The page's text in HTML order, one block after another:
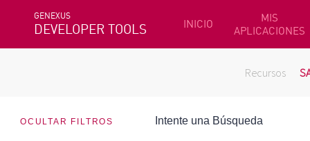
GENEXUS
DEVELOPER TOOLS INICIO
MIS
APLICACIONES
Recursos